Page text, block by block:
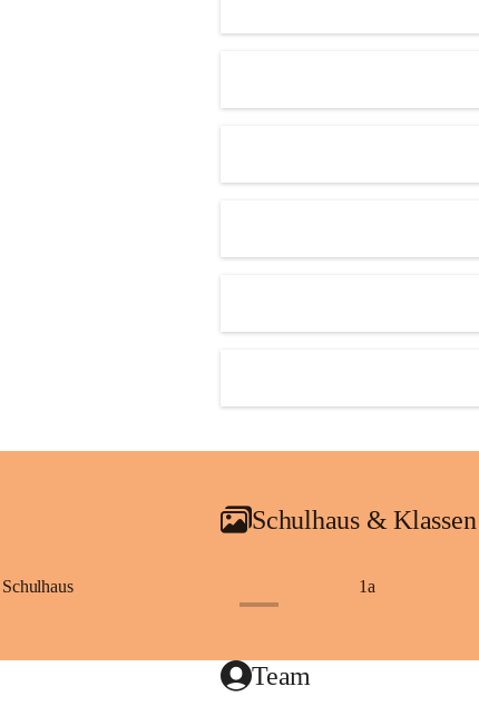
Schulhaus & Klassen
Schulhaus 1a
Team